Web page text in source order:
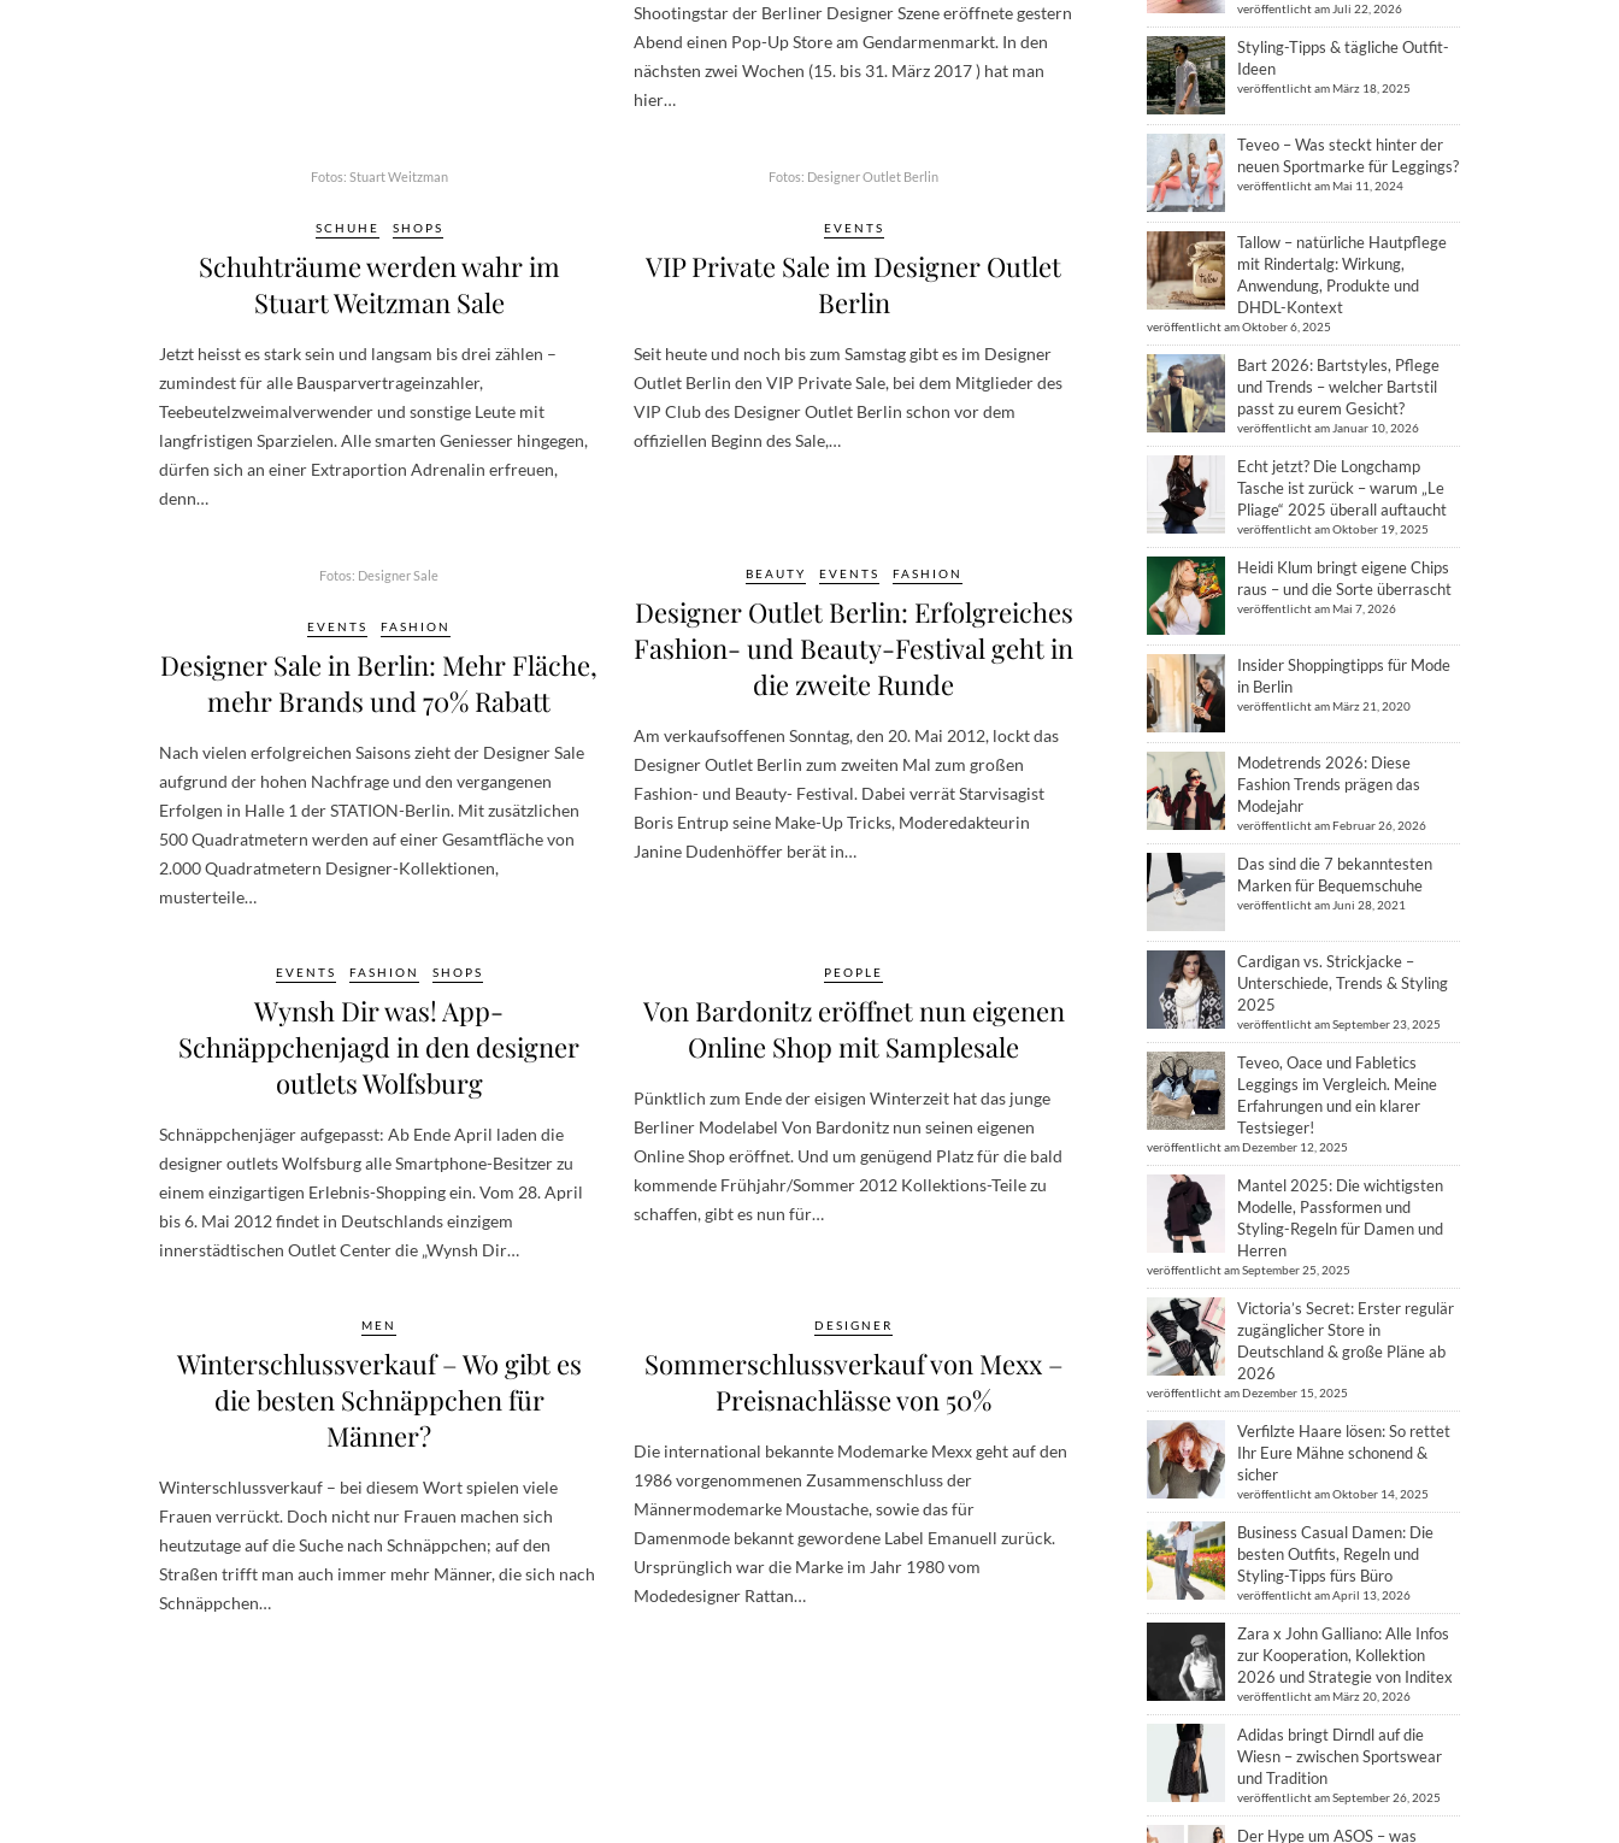
Shootingstar der Berliner Designer Szene eröffnete gestern
Abend einen Pop-Up Store am Gendarmenmarkt. In den
nächsten zwei Wochen (15. bis 31. März 2017 ) hat man
hier…
Fotos: Stuart Weitzman
SCHUHE SHOPS
Schuhträume werden wahr im
Stuart Weitzman Sale
Jetzt heisst es stark sein und langsam bis drei zählen –
zumindest für alle Bausparvertrageinzahler,
Teebeutelzweimalverwender und sonstige Leute mit
langfristigen Sparzielen. Alle smarten Geniesser hingegen,
dürfen sich an einer Extraportion Adrenalin erfreuen,
denn…
Fotos: Designer Outlet Berlin
EVENTS
VIP Private Sale im Designer Outlet
Berlin
Seit heute und noch bis zum Samstag gibt es im Designer
Outlet Berlin den VIP Private Sale, bei dem Mitglieder des
VIP Club des Designer Outlet Berlin schon vor dem
offiziellen Beginn des Sale,…
Fotos: Designer Sale
EVENTS FASHION
Designer Sale in Berlin: Mehr Fläche,
mehr Brands und 70% Rabatt
Nach vielen erfolgreichen Saisons zieht der Designer Sale
aufgrund der hohen Nachfrage und den vergangenen
Erfolgen in Halle 1 der STATION-Berlin. Mit zusätzlichen
500 Quadratmetern werden auf einer Gesamtfläche von
2.000 Quadratmetern Designer-Kollektionen,
musterteile…
BEAUTY EVENTS FASHION
Designer Outlet Berlin: Erfolgreiches
Fashion- und Beauty-Festival geht in
die zweite Runde
Am verkaufsoffenen Sonntag, den 20. Mai 2012, lockt das
Designer Outlet Berlin zum zweiten Mal zum großen
Fashion- und Beauty- Festival. Dabei verrät Starvisagist
Boris Entrup seine Make-Up Tricks, Moderedakteurin
Janine Dudenhöffer berät in…
EVENTS FASHION SHOPS
Wynsh Dir was! App-
Schnäppchenjagd in den designer
outlets Wolfsburg
Schnäppchenjäger aufgepasst: Ab Ende April laden die
designer outlets Wolfsburg alle Smartphone-Besitzer zu
einem einzigartigen Erlebnis-Shopping ein. Vom 28. April
bis 6. Mai 2012 findet in Deutschlands einzigem
innerstädtischen Outlet Center die „Wynsh Dir…
PEOPLE
Von Bardonitz eröffnet nun eigenen
Online Shop mit Samplesale
Pünktlich zum Ende der eisigen Winterzeit hat das junge
Berliner Modelabel Von Bardonitz nun seinen eigenen
Online Shop eröffnet. Und um genügend Platz für die bald
kommende Frühjahr/Sommer 2012 Kollektions-Teile zu
schaffen, gibt es nun für…
MEN
Winterschlussverkauf – Wo gibt es
die besten Schnäppchen für
Männer?
Winterschlussverkauf – bei diesem Wort spielen viele
Frauen verrückt. Doch nicht nur Frauen machen sich
heutzutage auf die Suche nach Schnäppchen; auf den
Straßen trifft man auch immer mehr Männer, die sich nach
Schnäppchen…
DESIGNER
Sommerschlussverkauf von Mexx –
Preisnachlässe von 50%
Die international bekannte Modemarke Mexx geht auf den
1986 vorgenommenen Zusammenschluss der
Männermodemarke Moustache, sowie das für
Damenmode bekannt gewordene Label Emanuell zurück.
Ursprünglich war die Marke im Jahr 1980 vom
Modedesigner Rattan…
veröffentlicht am Juli 22, 2026
Styling-Tipps & tägliche Outfit-
Ideen
veröffentlicht am März 18, 2025
Teveo – Was steckt hinter der
neuen Sportmarke für Leggings?
veröffentlicht am Mai 11, 2024
Tallow – natürliche Hautpflege
mit Rindertalg: Wirkung,
Anwendung, Produkte und
DHDL-Kontext
veröffentlicht am Oktober 6, 2025
Bart 2026: Bartstyles, Pflege
und Trends – welcher Bartstil
passt zu eurem Gesicht?
veröffentlicht am Januar 10, 2026
Echt jetzt? Die Longchamp
Tasche ist zurück – warum „Le
Pliage“ 2025 überall auftaucht
veröffentlicht am Oktober 19, 2025
Heidi Klum bringt eigene Chips
raus – und die Sorte überrascht
veröffentlicht am Mai 7, 2026
Insider Shoppingtipps für Mode
in Berlin
veröffentlicht am März 21, 2020
Modetrends 2026: Diese
Fashion Trends prägen das
Modejahr
veröffentlicht am Februar 26, 2026
Das sind die 7 bekanntesten
Marken für Bequemschuhe
veröffentlicht am Juni 28, 2021
Cardigan vs. Strickjacke –
Unterschiede, Trends & Styling
2025
veröffentlicht am September 23, 2025
Teveo, Oace und Fabletics
Leggings im Vergleich. Meine
Erfahrungen und ein klarer
Testsieger!
veröffentlicht am Dezember 12, 2025
Mantel 2025: Die wichtigsten
Modelle, Passformen und
Styling-Regeln für Damen und
Herren
veröffentlicht am September 25, 2025
Victoria’s Secret: Erster regulär
zugänglicher Store in
Deutschland & große Pläne ab
2026
veröffentlicht am Dezember 15, 2025
Verfilzte Haare lösen: So rettet
Ihr Eure Mähne schonend &
sicher
veröffentlicht am Oktober 14, 2025
Business Casual Damen: Die
besten Outfits, Regeln und
Styling-Tipps fürs Büro
veröffentlicht am April 13, 2026
Zara x John Galliano: Alle Infos
zur Kooperation, Kollektion
2026 und Strategie von Inditex
veröffentlicht am März 20, 2026
Adidas bringt Dirndl auf die
Wiesn – zwischen Sportswear
und Tradition
veröffentlicht am September 26, 2025
Der Hype um ASOS – was